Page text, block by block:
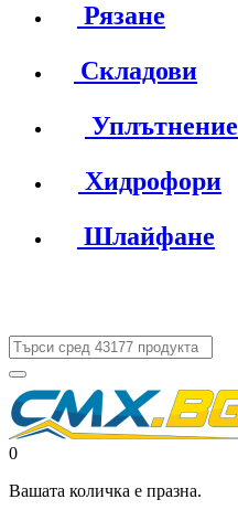
Рязане
Складови
Уплътнение
Хидрофори
Шлайфане
0
Вашата количка е празна.